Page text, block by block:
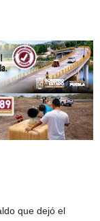
que dejó el